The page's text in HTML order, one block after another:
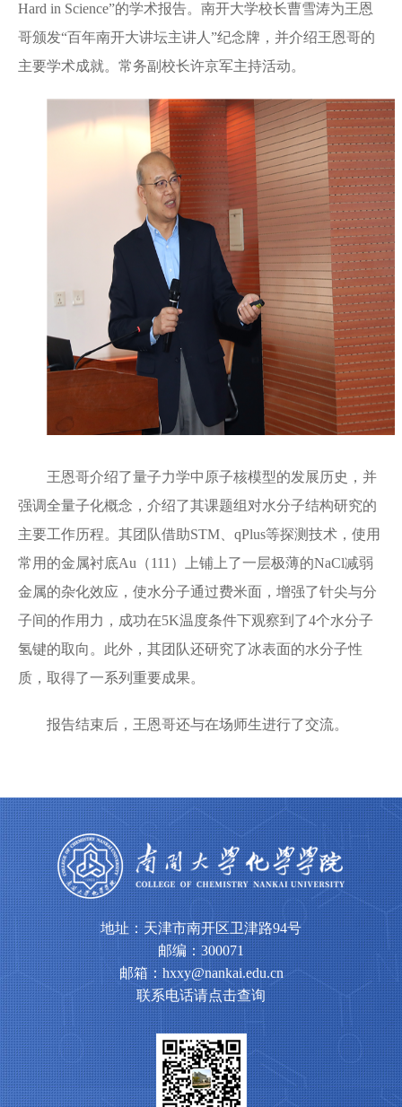
Hard in Science”的学术报告。南开大学校长曹雪涛为王恩
哥颁发“百年南开大讲坛主讲人”纪念牌，并介绍王恩哥的
主要学术成就。常务副校长许京军主持活动。
王恩哥介绍了量子力学中原子核模型的发展历史，并
强调全量子化概念，介绍了其课题组对水分子结构研究的
主要工作历程。其团队借助STM、qPlus等探测技术，使用
常用的金属衬底Au（111）上铺上了一层极薄的NaCl减弱
金属的杂化效应，使水分子通过费米面，增强了针尖与分
子间的作用力，成功在5K温度条件下观察到了4个水分子
氢键的取向。此外，其团队还研究了冰表面的水分子性
质，取得了一系列重要成果。
报告结束后，王恩哥还与在场师生进行了交流。
地址：天津市南开区卫津路94号
邮编：300071
邮箱：hxxy@nankai.edu.cn
联系电话请点击查询